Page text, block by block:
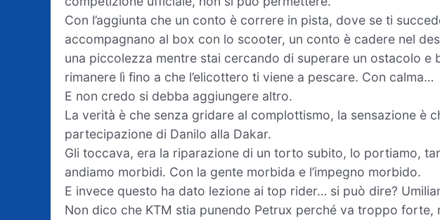
Con l’aggiunta che un conto è correre in pista, dove se ti
accompagnano al box con lo scooter, un conto è cadere nel
una piccolezza mentre stai cercando di superare un ostacolo e
rimanere lì fino a che l’elicottero ti viene a pescare. Con calma…
E non credo si debba aggiungere altro.
La verità è che senza gridare al complottismo, la sensazione è
partecipazione di Danilo alla Dakar.
Gli toccava, era la riparazione di un torto subito, lo portiamo,
andiamo morbidi. Con la gente morbida e l’impegno morbido.
E invece questo ha dato lezione ai top rider… si può dire?
Non dico che KTM stia punendo Petrux perché va troppo forte,